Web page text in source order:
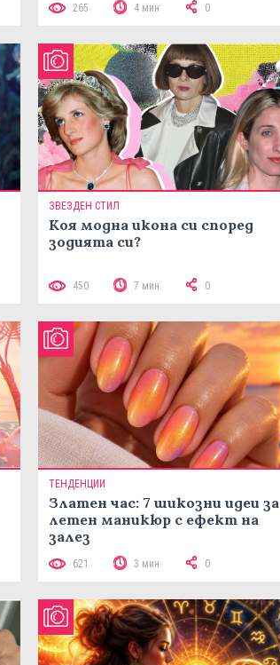
265 4 мин 0
ЗВЕЗДЕН СТИЛ
Коя модна икона си според
зодията си?
450 7 мин 0
ТЕНДЕНЦИИ
Златен час: 7 шикозни идеи за
летен маникюр с ефект на
залез
621 3 мин 0